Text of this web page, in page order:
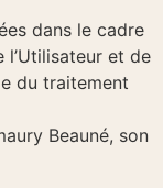
dans le cadre
et de
du traitement
Beauné, son